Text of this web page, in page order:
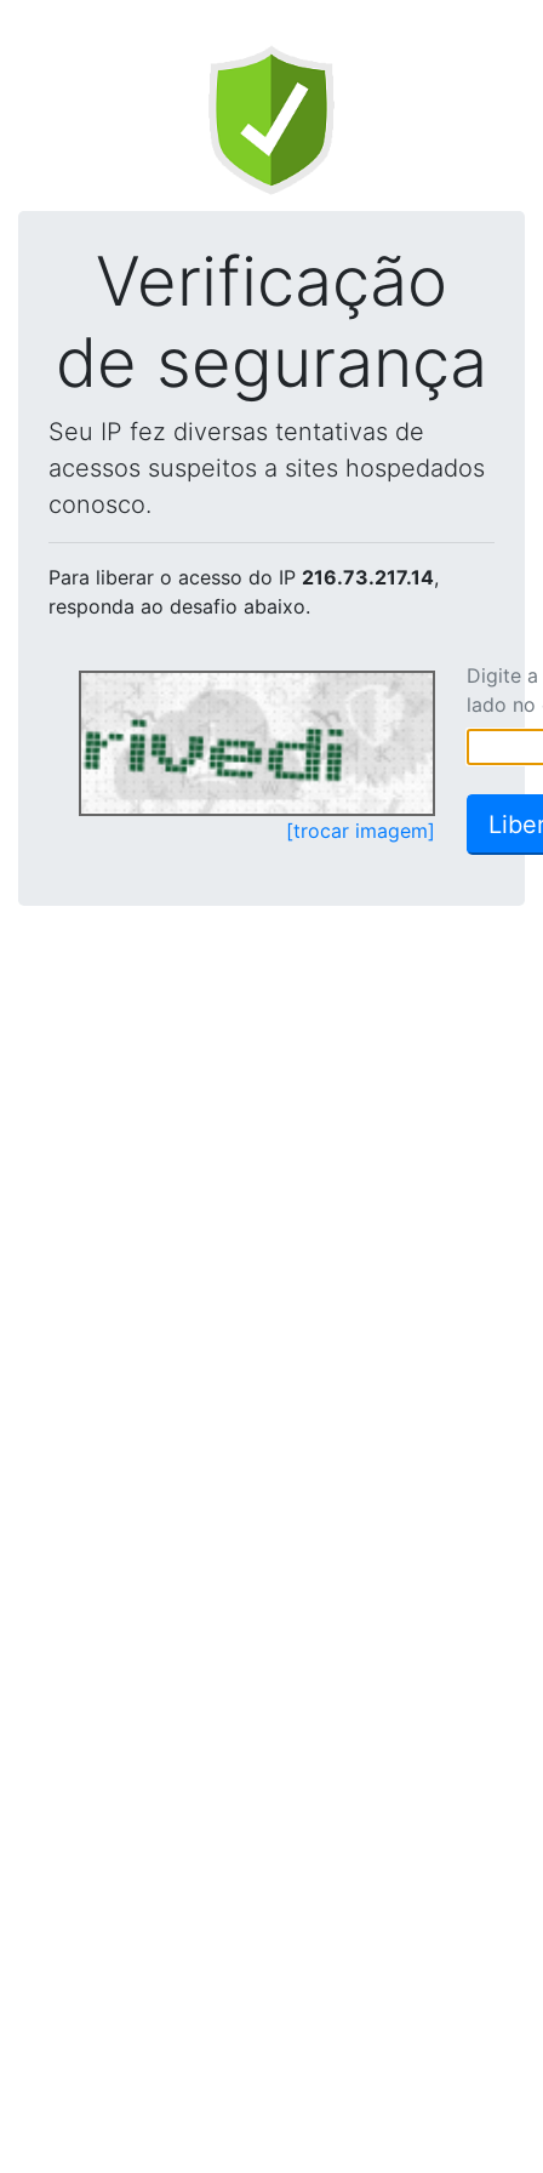
Verificação
de segurança
Seu IP fez diversas tentativas de
acessos suspeitos a sites hospedados
conosco.
Para liberar o acesso do IP 216.73.217.14,
responda ao desafio abaixo.
[trocar imagem]
Digite
lado no